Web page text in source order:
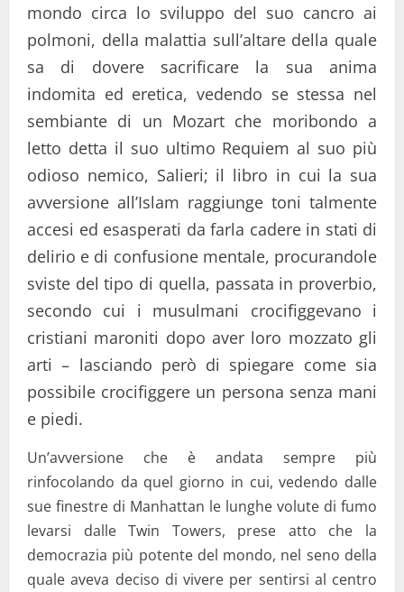
mondo circa lo sviluppo del suo cancro ai
polmoni, della malattia sull’altare della quale
sa di dovere sacrificare la sua anima
indomita ed eretica, vedendo se stessa nel
sembiante di un Mozart che moribondo a
letto detta il suo ultimo Requiem al suo più
odioso nemico, Salieri; il libro in cui la sua
avversione all’Islam raggiunge toni talmente
accesi ed esasperati da farla cadere in stati di
delirio e di confusione mentale, procurandole
sviste del tipo di quella, passata in proverbio,
secondo cui i musulmani crocifiggevano i
cristiani maroniti dopo aver loro mozzato gli
arti – lasciando però di spiegare come sia
possibile crocifiggere un persona senza mani
e piedi.
Un’avversione che è andata sempre più
rinfocolando da quel giorno in cui, vedendo dalle
sue finestre di Manhattan le lunghe volute di fumo
levarsi dalle Twin Towers, prese atto che la
democrazia più potente del mondo, nel seno della
quale aveva deciso di vivere per sentirsi al centro